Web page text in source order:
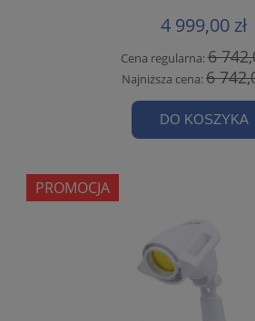
4 999,00 zł
Cena regularna:6
Najniższa cena:6
DO KOSZYKA
PROMOCJA